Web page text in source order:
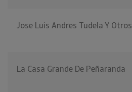
Jose Luis Andres Tudela Y Otros
La Casa Grande De Peñaranda